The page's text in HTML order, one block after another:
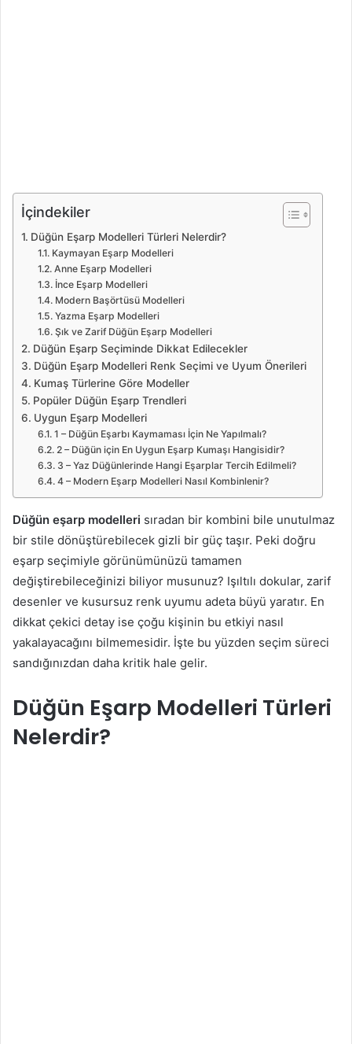
İçindekiler
Düğün Eşarp Modelleri Türleri Nelerdir?
Kaymayan Eşarp Modelleri
Anne Eşarp Modelleri
İnce Eşarp Modelleri
Modern Başörtüsü Modelleri
Yazma Eşarp Modelleri
Şık ve Zarif Düğün Eşarp Modelleri
Düğün Eşarp Seçiminde Dikkat Edilecekler
Düğün Eşarp Modelleri Renk Seçimi ve Uyum Önerileri
Kumaş Türlerine Göre Modeller
Popüler Düğün Eşarp Trendleri
Uygun Eşarp Modelleri
1 – Düğün Eşarbı Kaymaması İçin Ne Yapılmalı?
2 – Düğün için En Uygun Eşarp Kumaşı Hangisidir?
3 – Yaz Düğünlerinde Hangi Eşarplar Tercih Edilmeli?
4 – Modern Eşarp Modelleri Nasıl Kombinlenir?
Düğün eşarp modelleri sıradan bir kombini bile unutulmaz
bir stile dönüştürebilecek gizli bir güç taşır. Peki doğru
eşarp seçimiyle görünümünüzü tamamen
değiştirebileceğinizi biliyor musunuz? Işıltılı dokular, zarif
desenler ve kusursuz renk uyumu adeta büyü yaratır. En
dikkat çekici detay ise çoğu kişinin bu etkiyi nasıl
yakalayacağını bilmemesidir. İşte bu yüzden seçim süreci
sandığınızdan daha kritik hale gelir.
Düğün Eşarp Modelleri Türleri
Nelerdir?